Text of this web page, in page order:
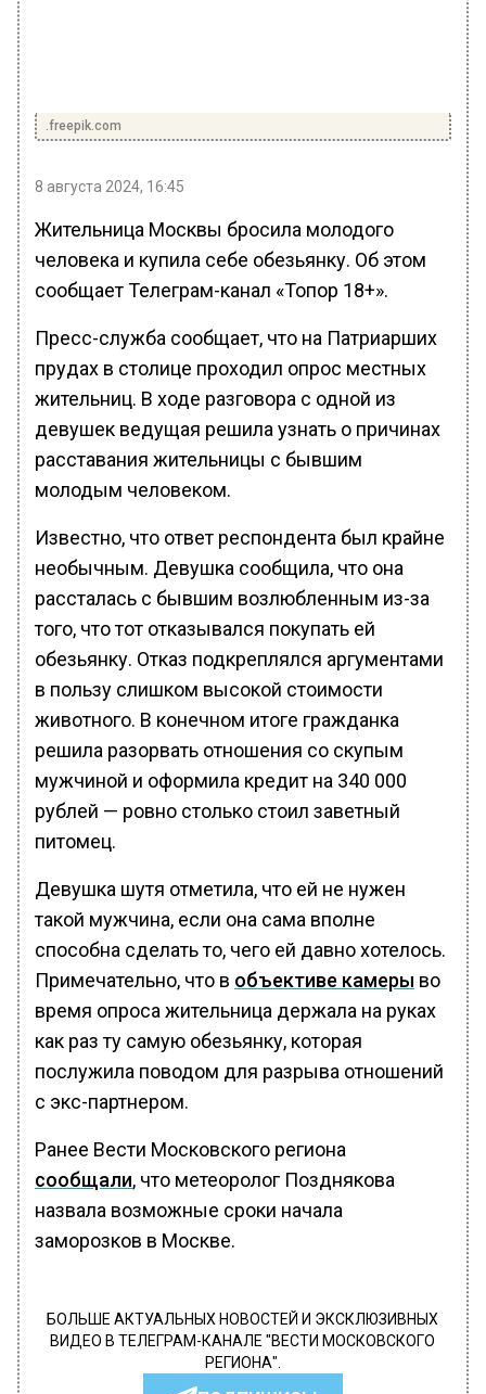
.freepik.com
8 августа 2024, 16:45
Жительница Москвы бросила молодого
человека и купила себе обезьянку. Об этом
сообщает Телеграм-канал «Топор 18+».
Пресс-служба сообщает, что на Патриарших
прудах в столице проходил опрос местных
жительниц. В ходе разговора с одной из
девушек ведущая решила узнать о причинах
расставания жительницы с бывшим
молодым человеком.
Известно, что ответ респондента был крайне
необычным. Девушка сообщила, что она
рассталась с бывшим возлюбленным из-за
того, что тот отказывался покупать ей
обезьянку. Отказ подкреплялся аргументами
в пользу слишком высокой стоимости
животного. В конечном итоге гражданка
решила разорвать отношения со скупым
мужчиной и оформила кредит на 340 000
рублей — ровно столько стоил заветный
питомец.
Девушка шутя отметила, что ей не нужен
такой мужчина, если она сама вполне
способна сделать то, чего ей давно хотелось.
Примечательно, что в объективе камеры во
время опроса жительница держала на руках
как раз ту самую обезьянку, которая
послужила поводом для разрыва отношений
с экс-партнером.
Ранее Вести Московского региона
сообщали, что метеоролог Позднякова
назвала возможные сроки начала
заморозков в Москве.
БОЛЬШЕ АКТУАЛЬНЫХ НОВОСТЕЙ И ЭКСКЛЮЗИВНЫХ
ВИДЕО В ТЕЛЕГРАМ-КАНАЛЕ "ВЕСТИ МОСКОВСКОГО
РЕГИОНА".